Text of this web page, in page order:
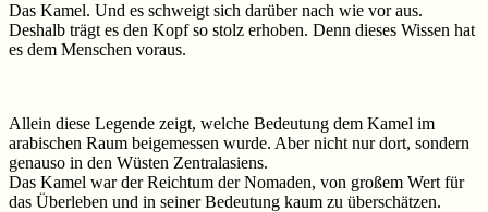
Das Kamel. Und es schweigt sich darüber nach wie vor aus.
Deshalb trägt es den Kopf so stolz erhoben. Denn dieses Wissen hat
es dem Menschen voraus.
Allein diese Legende zeigt, welche Bedeutung dem Kamel im
arabischen Raum beigemessen wurde. Aber nicht nur dort, sondern
genauso in den Wüsten Zentralasiens.
Das Kamel war der Reichtum der Nomaden, von großem Wert für
das Überleben und in seiner Bedeutung kaum zu überschätzen.